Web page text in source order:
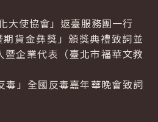
大使協會」返臺服務團一行
貨金彝獎」頒獎典禮致詞並
企業代表（臺北市福華文教
毒」全國反毒嘉年華晚會致詞